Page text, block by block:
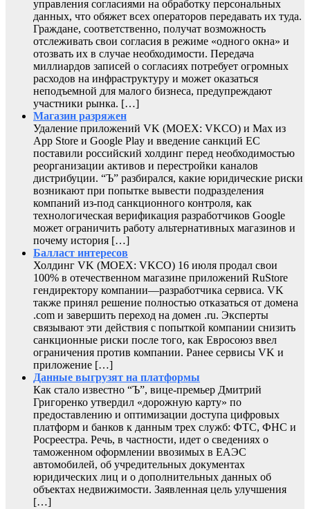
управления согласиями на обработку персональных
данных, что обяжет всех операторов передавать их туда.
Граждане, соответственно, получат возможность
отслеживать свои согласия в режиме «одного окна» и
отозвать их в случае необходимости. Передача
миллиардов записей о согласиях потребует огромных
расходов на инфраструктуру и может оказаться
неподъемной для малого бизнеса, предупреждают
участники рынка. […]
Магазин разряжен
Удаление приложений VK (MOEX: VKCO) и Max из
App Store и Google Play и введение санкций ЕС
поставили российский холдинг перед необходимостью
реорганизации активов и перестройки каналов
дистрибуции. “Ъ” разбирался, какие юридические риски
возникают при попытке вывести подразделения
компаний из-под санкционного контроля, как
технологическая верификация разработчиков Google
может ограничить работу альтернативных магазинов и
почему история […]
Балласт интересов
Холдинг VK (MOEX: VKCO) 16 июля продал свои
100% в отечественном магазине приложений RuStore
гендиректору компании—разработчика сервиса. VK
также принял решение полностью отказаться от домена
.com и завершить переход на домен .ru. Эксперты
связывают эти действия с попыткой компании снизить
санкционные риски после того, как Евросоюз ввел
ограничения против компании. Ранее сервисы VK и
приложение […]
Данные выгрузят на платформы
Как стало известно “Ъ”, вице-премьер Дмитрий
Григоренко утвердил «дорожную карту» по
предоставлению и оптимизации доступа цифровых
платформ и банков к данным трех служб: ФТС, ФНС и
Росреестра. Речь, в частности, идет о сведениях о
таможенном оформлении ввозимых в ЕАЭС
автомобилей, об учредительных документах
юридических лиц и о дополнительных данных об
объектах недвижимости. Заявленная цель улучшения
[…]